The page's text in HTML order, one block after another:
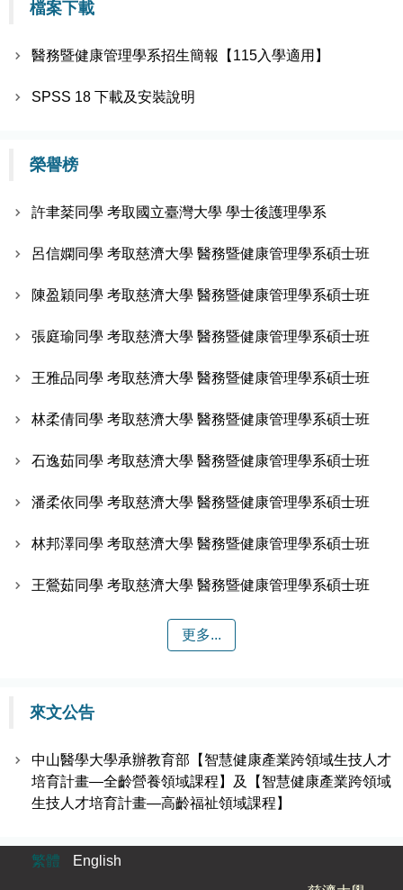
檔案下載
醫務暨健康管理學系招生簡報【115入學適用】
SPSS 18 下載及安裝說明
榮譽榜
許聿棻同學 考取國立臺灣大學 學士後護理學系
呂信嫻同學 考取慈濟大學 醫務暨健康管理學系碩士班
陳盈穎同學 考取慈濟大學 醫務暨健康管理學系碩士班
張庭瑜同學 考取慈濟大學 醫務暨健康管理學系碩士班
王雅品同學 考取慈濟大學 醫務暨健康管理學系碩士班
林柔倩同學 考取慈濟大學 醫務暨健康管理學系碩士班
石逸茹同學 考取慈濟大學 醫務暨健康管理學系碩士班
潘柔依同學 考取慈濟大學 醫務暨健康管理學系碩士班
林邦澤同學 考取慈濟大學 醫務暨健康管理學系碩士班
王鶯茹同學 考取慈濟大學 醫務暨健康管理學系碩士班
更多...
來文公告
中山醫學大學承辦教育部【智慧健康產業跨領域生技人才
培育計畫—全齡營養領域課程】及【智慧健康產業跨領域
生技人才培育計畫—高齡福祉領域課程】
繁體
English